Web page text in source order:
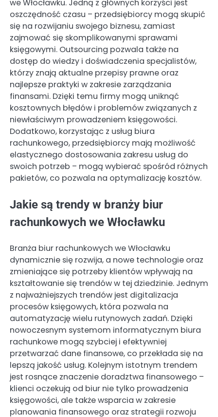
we Włocławku. Jedną z głównych korzyści jest
oszczędność czasu – przedsiębiorcy mogą skupić
się na rozwijaniu swojego biznesu, zamiast
zajmować się skomplikowanymi sprawami
księgowymi. Outsourcing pozwala także na
dostęp do wiedzy i doświadczenia specjalistów,
którzy znają aktualne przepisy prawne oraz
najlepsze praktyki w zakresie zarządzania
finansami. Dzięki temu firmy mogą uniknąć
kosztownych błędów i problemów związanych z
niewłaściwym prowadzeniem księgowości.
Dodatkowo, korzystając z usług biura
rachunkowego, przedsiębiorcy mają możliwość
elastycznego dostosowania zakresu usług do
swoich potrzeb – mogą wybierać spośród różnych
pakietów, co pozwala na optymalizację kosztów.
Jakie są trendy w branży biur
rachunkowych we Włocławku
Branża biur rachunkowych we Włocławku
dynamicznie się rozwija, a nowe technologie oraz
zmieniające się potrzeby klientów wpływają na
kształtowanie się trendów w tej dziedzinie. Jednym
z najważniejszych trendów jest digitalizacja
procesów księgowych, która pozwala na
automatyzację wielu rutynowych zadań. Dzięki
nowoczesnym systemom informatycznym biura
rachunkowe mogą szybciej i efektywniej
przetwarzać dane finansowe, co przekłada się na
lepszą jakość usług. Kolejnym istotnym trendem
jest rosnące znaczenie doradztwa finansowego –
klienci oczekują od biur nie tylko prowadzenia
księgowości, ale także wsparcia w zakresie
planowania finansowego oraz strategii rozwoju